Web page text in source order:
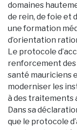
domaines
de rein, de foie et
une formation
d’orientation
Le protocole
renforcement des
santé mauriciens
moderniser les
à des traitements
Dans sa
que le protocole